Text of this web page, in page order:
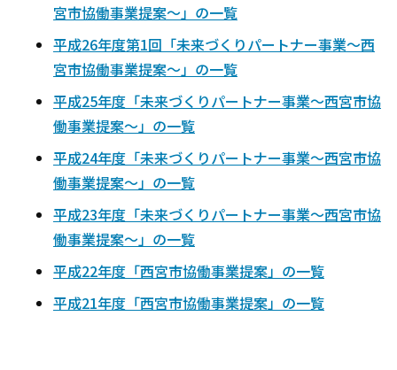
宮市協働事業提案～」の一覧
平成26年度第1回「未来づくりパートナー事業～西
宮市協働事業提案～」の一覧
平成25年度「未来づくりパートナー事業～西宮市協
働事業提案～」の一覧
平成24年度「未来づくりパートナー事業～西宮市協
働事業提案～」の一覧
平成23年度「未来づくりパートナー事業～西宮市協
働事業提案～」の一覧
平成22年度「西宮市協働事業提案」の一覧
平成21年度「西宮市協働事業提案」の一覧